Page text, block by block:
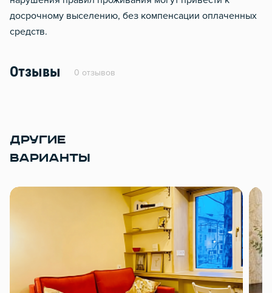
досрочному выселению, без компенсации оплаченных
средств.
Отзывы 0 отзывов
ДРУГИЕ
ВАРИАНТЫ